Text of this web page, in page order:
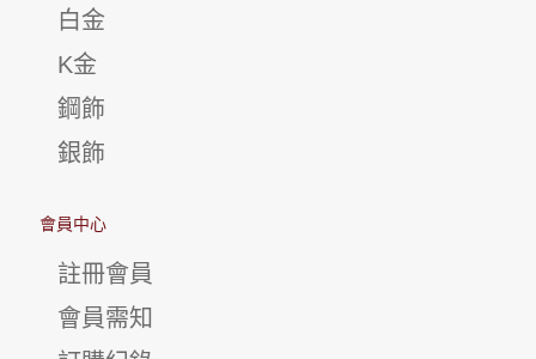
白金
K金
鋼飾
銀飾
會員中心
註冊會員
會員需知